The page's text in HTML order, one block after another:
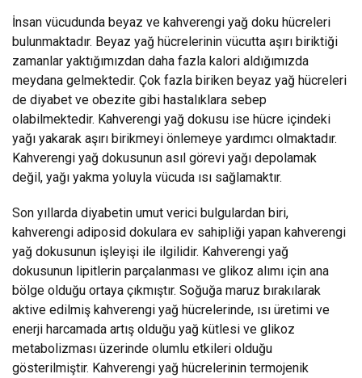
İnsan vücudunda beyaz ve kahverengi yağ doku hücreleri
bulunmaktadır. Beyaz yağ hücrelerinin vücutta aşırı biriktiği
zamanlar yaktığımızdan daha fazla kalori aldığımızda
meydana gelmektedir. Çok fazla biriken beyaz yağ hücreleri
de diyabet ve obezite gibi hastalıklara sebep
olabilmektedir. Kahverengi yağ dokusu ise hücre içindeki
yağı yakarak aşırı birikmeyi önlemeye yardımcı olmaktadır.
Kahverengi yağ dokusunun asıl görevi yağı depolamak
değil, yağı yakma yoluyla vücuda ısı sağlamaktır.
Son yıllarda diyabetin umut verici bulgulardan biri,
kahverengi adiposid dokulara ev sahipliği yapan kahverengi
yağ dokusunun işleyişi ile ilgilidir. Kahverengi yağ
dokusunun lipitlerin parçalanması ve glikoz alımı için ana
bölge olduğu ortaya çıkmıştır. Soğuğa maruz bırakılarak
aktive edilmiş kahverengi yağ hücrelerinde, ısı üretimi ve
enerji harcamada artış olduğu yağ kütlesi ve glikoz
metabolizması üzerinde olumlu etkileri olduğu
gösterilmiştir. Kahverengi yağ hücrelerinin termojenik